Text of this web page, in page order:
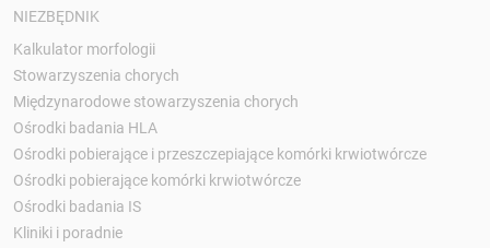
NIEZBĘDNIK
Kalkulator morfologii
Stowarzyszenia chorych
Międzynarodowe stowarzyszenia chorych
Ośrodki badania HLA
Ośrodki pobierające i przeszczepiające komórki krwiotwórcze
Ośrodki pobierające komórki krwiotwórcze
Ośrodki badania IS
Kliniki i poradnie